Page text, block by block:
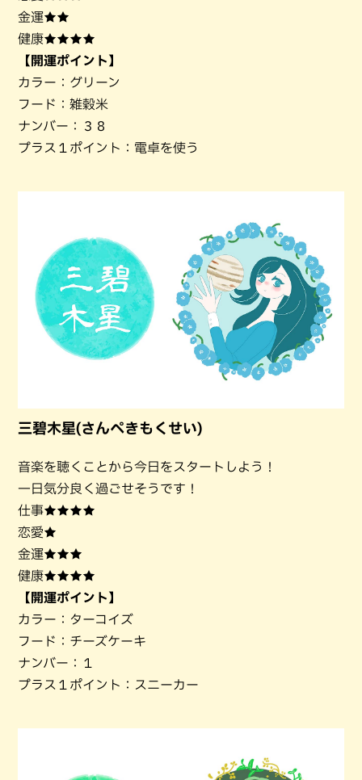
金運★★
健康★★★★
【開運ポイント】
カラー：グリーン
フード：雑穀米
ナンバー：３８
プラス１ポイント：電卓を使う
三碧木星(さんぺきもくせい)
音楽を聴くことから今日をスタートしよう！
一日気分良く過ごせそうです！
仕事★★★★
恋愛★
金運★★★
健康★★★★
【開運ポイント】
カラー：ターコイズ
フード：チーズケーキ
ナンバー：１
プラス１ポイント：スニーカー